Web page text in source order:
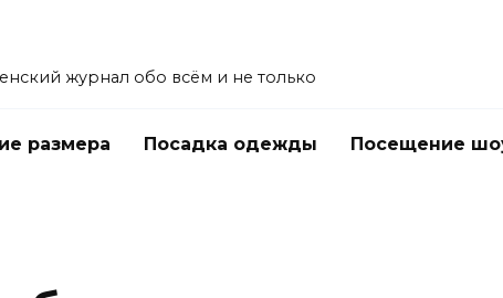
журнал обо всём и не только
размера Посадка одежды Посещение